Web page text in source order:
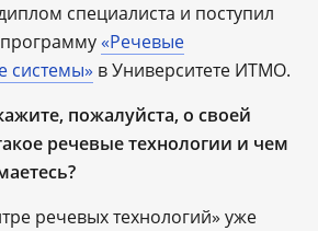
специалиста и поступил
«Речевые
системы» в Университете ИТМО.
пожалуйста, о своей
речевые технологии и чем
речевых технологий» уже